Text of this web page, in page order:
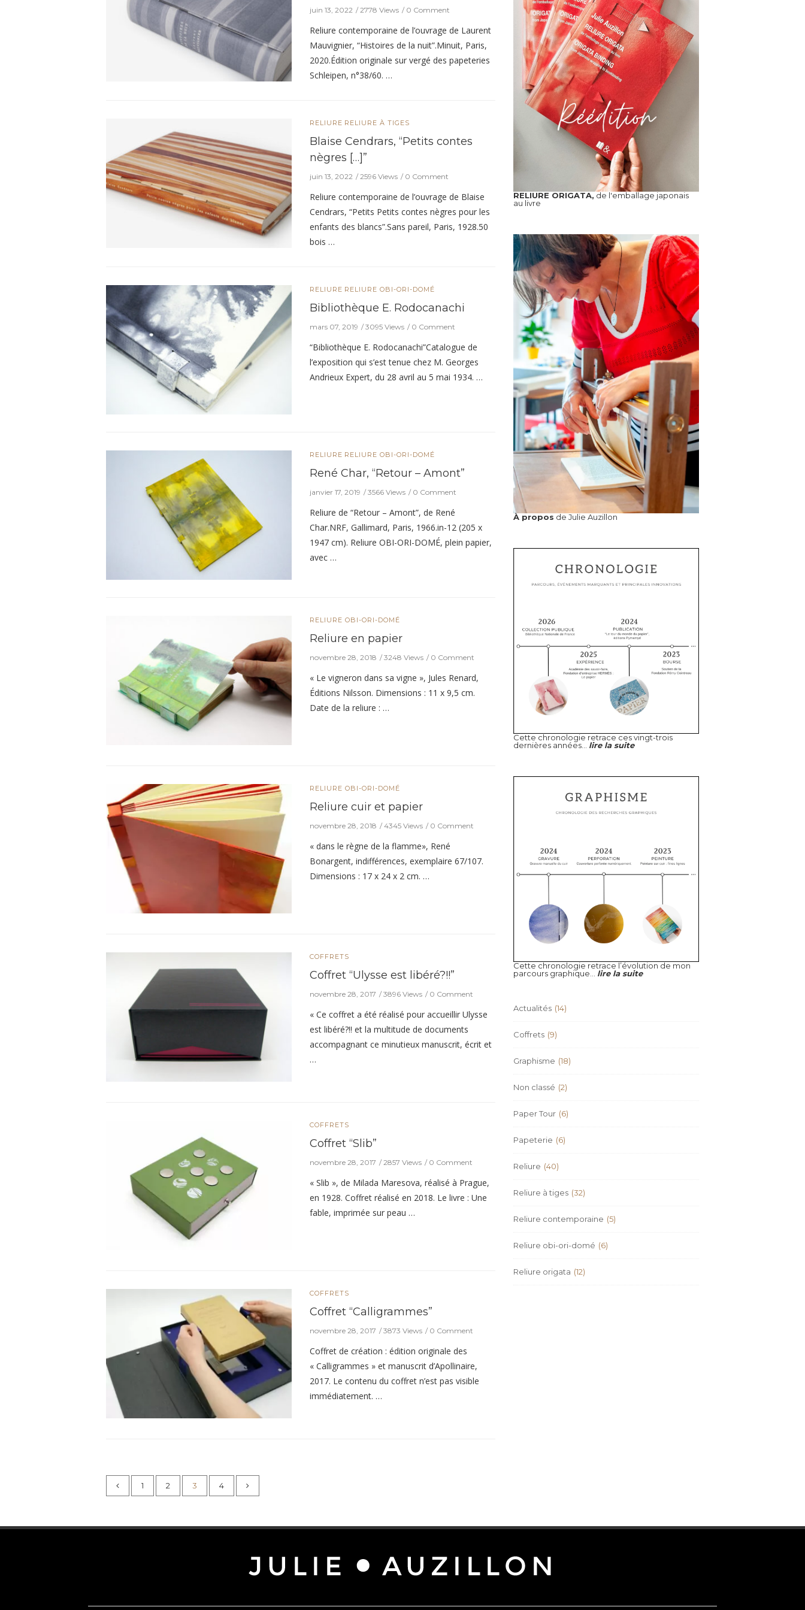
juin 13, 2022 2778 Views 0 Comment
Reliure contemporaine de l’ouvrage de Laurent
Mauvignier, “Histoires de la nuit”.Minuit, Paris,
2020.Édition originale sur vergé des papeteries
Schleipen, n°38/60. …
RELIURE RELIURE À TIGES
Blaise Cendrars, “Petits contes
nègres […]”
juin 13, 2022 2596 Views 0 Comment
Reliure contemporaine de l’ouvrage de Blaise
Cendrars, “Petits Petits contes nègres pour les
enfants des blancs”.Sans pareil, Paris, 1928.50
bois …
RELIURE RELIURE OBI-ORI-DOMÉ
Bibliothèque E. Rodocanachi
mars 07, 2019 3095 Views 0 Comment
“Bibliothèque E. Rodocanachi”Catalogue de
l’exposition qui s’est tenue chez M. Georges
Andrieux Expert, du 28 avril au 5 mai 1934. …
RELIURE RELIURE OBI-ORI-DOMÉ
René Char, “Retour – Amont”
janvier 17, 2019 3566 Views 0 Comment
Reliure de “Retour – Amont”, de René
Char.NRF, Gallimard, Paris, 1966.in-12 (205 x
1947 cm). Reliure OBI-ORI-DOMÉ, plein papier,
avec …
RELIURE OBI-ORI-DOMÉ
Reliure en papier
novembre 28, 2018 3248 Views 0 Comment
« Le vigneron dans sa vigne », Jules Renard,
Éditions Nilsson. Dimensions : 11 x 9,5 cm.
Date de la reliure : …
RELIURE OBI-ORI-DOMÉ
Reliure cuir et papier
novembre 28, 2018 4345 Views 0 Comment
« dans le règne de la flamme», René
Bonargent, indifférences, exemplaire 67/107.
Dimensions : 17 x 24 x 2 cm. …
COFFRETS
Coffret “Ulysse est libéré?!!”
novembre 28, 2017 3896 Views 0 Comment
« Ce coffret a été réalisé pour accueillir Ulysse
est libéré?!! et la multitude de documents
accompagnant ce minutieux manuscrit, écrit et
…
COFFRETS
Coffret “Slib”
novembre 28, 2017 2857 Views 0 Comment
« Slib », de Milada Maresova, réalisé à Prague,
en 1928. Coffret réalisé en 2018. Le livre : Une
fable, imprimée sur peau …
COFFRETS
Coffret “Calligrammes”
novembre 28, 2017 3873 Views 0 Comment
Coffret de création : édition originale des
« Calligrammes » et manuscrit d’Apollinaire,
2017. Le contenu du coffret n’est pas visible
immédiatement. …
1 2 3 4
RELIURE ORIGATA,de l'emballage japonais
au livre
À propos de Julie Auzillon
Cette chronologie retrace ces vingt-trois
dernières années... lire la suite
Cette chronologie retrace l’évolution de mon
parcours graphique... lire la suite
Actualités (14)
Coffrets (9)
Graphisme (18)
Non classé (2)
Paper Tour (6)
Papeterie (6)
Reliure (40)
Reliure à tiges (32)
Reliure contemporaine (5)
Reliure obi-ori-domé (6)
Reliure origata (12)